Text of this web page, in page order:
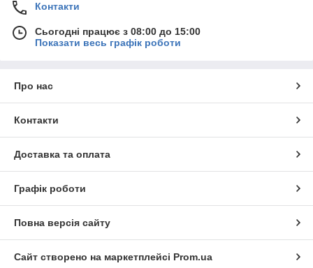
Контакти
Сьогодні працює з 08:00 до 15:00
Показати весь графік роботи
Про нас
Контакти
Доставка та оплата
Графік роботи
Повна версія сайту
Сайт створено на маркетплейсі Prom.ua